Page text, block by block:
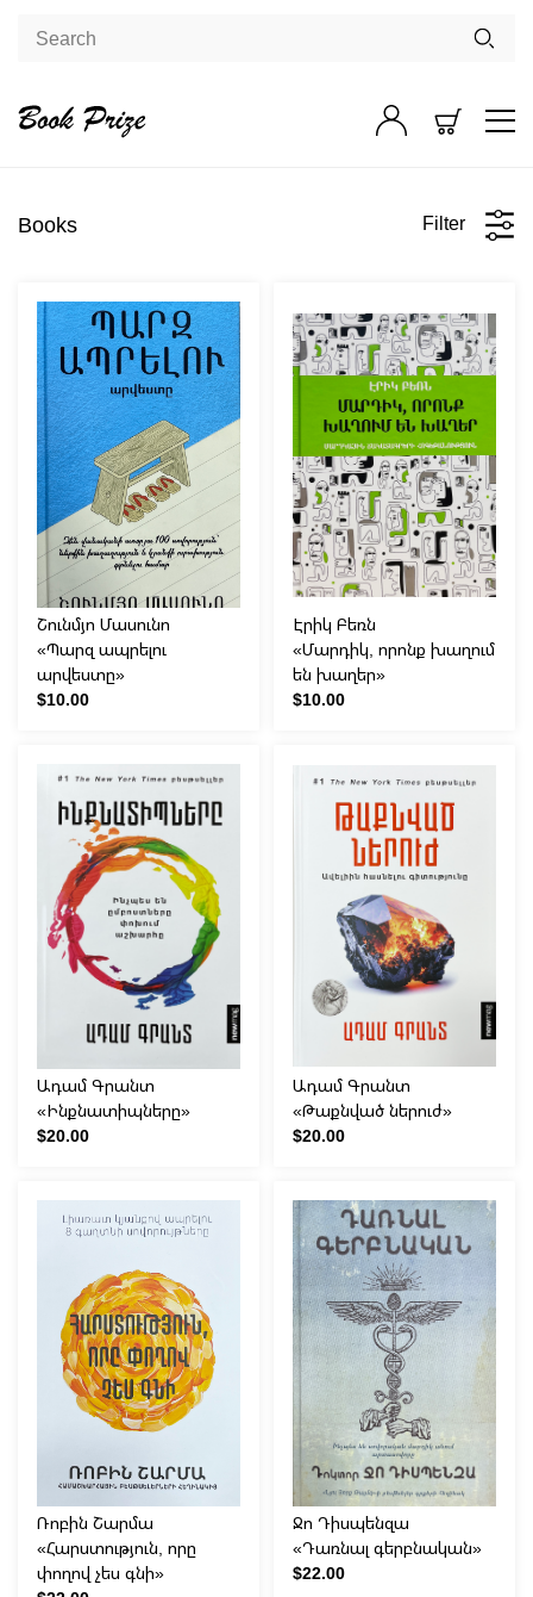
Books Filter
Շունմյո Մասունո
«Պարզ ապրելու
արվեստը»
$10.00
Էրիկ Բեռն
«Մարդիկ, որոնք խաղում
են խաղեր»
$10.00
Ադամ Գրանտ
«Ինքնատիպները»
$20.00
Ադամ Գրանտ
«Թաքնված ներուժ»
$20.00
Ռոբին Շարմա
«Հարստություն, որը
փողով չես գնի»
Ջո Դիսպենզա
«Դառնալ գերբնական»
$22.00